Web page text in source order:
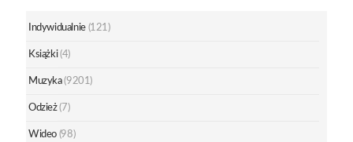
Indywidualnie (121)
Książki (4)
Muzyka (9201)
Odzież (7)
Wideo (98)